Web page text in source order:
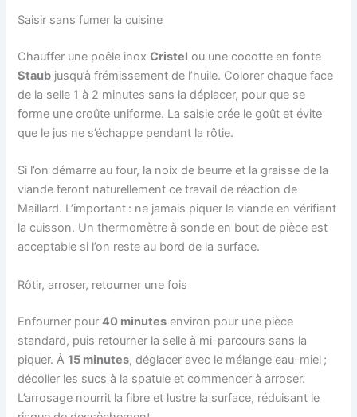
Saisir sans fumer la cuisine
Chauffer une poêle inoxCristel ou une cocotte en fonte
Staub jusqu’à frémissement de l’huile. Colorer chaque face
de la selle 1 à 2 minutes sans la déplacer, pour que se
forme une croûte uniforme. La saisie crée le goût et évite
que le jus ne s’échappe pendant la rôtie.
Si l’on démarre au four, la noix de beurre et la graisse de la
viande feront naturellement ce travail de réaction de
Maillard. L’important : ne jamais piquer la viande en vérifiant
la cuisson. Un thermomètre à sonde en bout de pièce est
acceptable si l’on reste au bord de la surface.
Rôtir, arroser, retourner une fois
Enfourner pour40 minutes environ pour une pièce
standard, puis retourner la selle à mi-parcours sans la
piquer. À15 minutes, déglacer avec le mélange eau-miel ;
décoller les sucs à la spatule et commencer à arroser.
L’arrosage nourrit la fibre et lustre la surface, réduisant le